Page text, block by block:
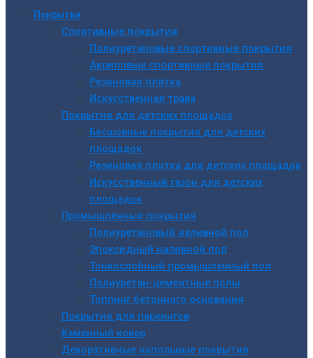
Покрытия
Спортивные покрытия
Полиуретановые спортивные покрытия
Акриловые спортивные покрытия
Резиновая плитка
Искусственная трава
Покрытия для детских площадок
Бесшовные покрытия для детских
площадок
Резиновая плитка для детских площадок
Искусственный газон для детских
площадок
Промышленные покрытия
Полиуретановый наливной пол
Эпоксидный наливной пол
Тонкослойный промышленный пол
Полиуретан-цементные полы
Топпинг бетонного основания
Покрытия для паркингов
Каменный ковер
Декоративные напольные покрытия